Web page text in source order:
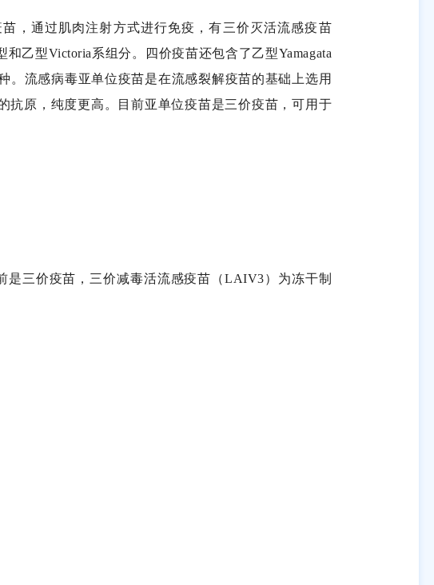
，通过肌肉注射方式进行免疫，有三价灭活流感疫苗
和乙型Victoria系组分。四价疫苗还包含了乙型Yamagata
。流感病毒亚单位疫苗是在流感裂解疫苗的基础上选用
抗原，纯度更高。目前亚单位疫苗是三价疫苗，可用于
是三价疫苗，三价减毒活流感疫苗（LAIV3）为冻干制